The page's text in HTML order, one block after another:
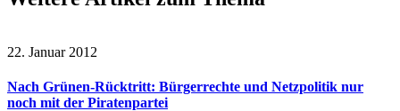
22. Januar 2012
Nach Grünen-Rücktritt: Bürgerrechte und Netzpolitik nur
noch mit der Piratenpartei